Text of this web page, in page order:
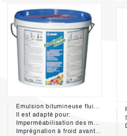
Emulsion bitumineuse fluide sans solvant pour l'imprégnation à froid et la protection des tructures enterrées.
Il est adapté pour:
Imperméabilisation des murs de fondation, des murs de soutènement et structure en béton.
Imprégnation à froid avant pose de complexes d'étanchéité.